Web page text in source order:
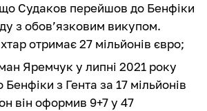
Судаков перейшов до Бенфіки
з обов’язковим викупом.
отримає 27 мільйонів євро;
Яремчук у липні 2021 року
з Гента за 17 мільйонів
він оформив 9+7 у 47